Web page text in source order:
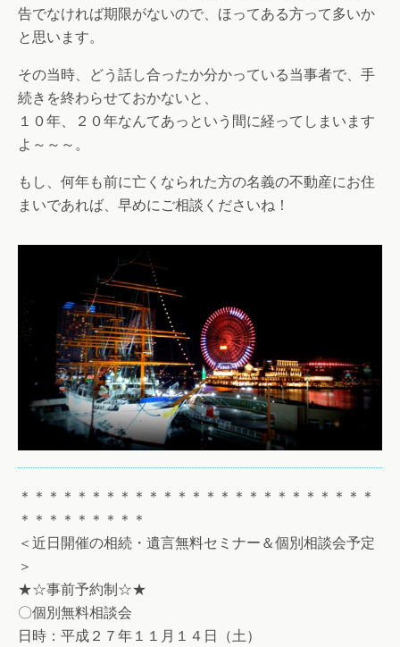
告でなければ期限がないので、ほってある方って多いか
と思います。
その当時、どう話し合ったか分かっている当事者で、手
続きを終わらせておかないと、
１０年、２０年なんてあっという間に経ってしまいます
よ～～～。
もし、何年も前に亡くなられた方の名義の不動産にお住
まいであれば、早めにご相談くださいね！
＊＊＊＊＊＊＊＊＊＊＊＊＊＊＊＊＊＊＊＊＊＊＊＊＊
＊＊＊＊＊＊＊＊＊
＜近日開催の相続・遺言無料セミナー＆個別相談会予定
＞
★☆事前予約制☆★
〇個別無料相談会
日時：平成２７年１１月１４日（土）